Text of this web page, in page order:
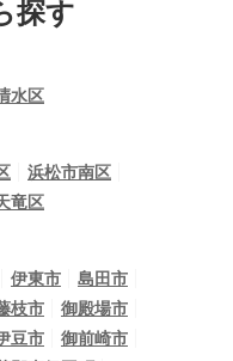
探す
水区
浜松市南区
竜区
伊東市
島田市
枝市
御殿場市
豆市
御前崎市